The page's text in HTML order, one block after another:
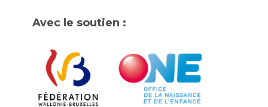
Avec le soutien :